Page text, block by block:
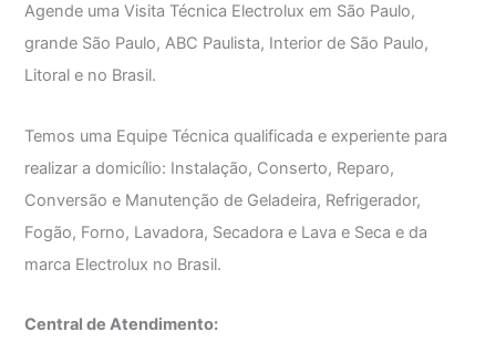
Agende uma Visita Técnica Electrolux em São Paulo,
grande São Paulo, ABC Paulista, Interior de São Paulo,
Litoral e no Brasil.
Temos uma Equipe Técnica qualificada e experiente para
realizar a domicílio: Instalação, Conserto, Reparo,
Conversão e Manutenção de Geladeira, Refrigerador,
Fogão, Forno, Lavadora, Secadora e Lava e Seca e da
marca Electrolux no Brasil.
Central de Atendimento: